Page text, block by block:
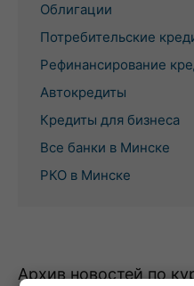
Облигации
Потребительские
Рефинансирование
Автокредиты
Кредиты для бизнеса
Все банки в Минске
РКО в Минске
Архив новостей по